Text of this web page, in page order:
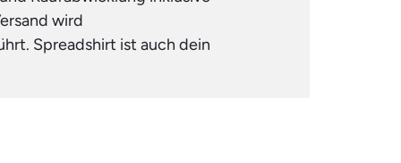
wird
Spreadshirt ist auch dein